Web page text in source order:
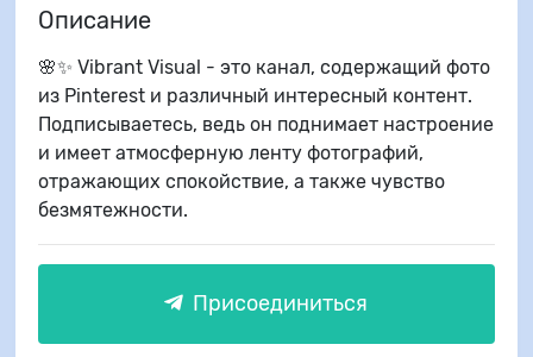
Описание
🌸✨ Vibrant Visual - это канал, содержащий фото
из Pinterest и различный интересный контент.
Подписываетесь, ведь он поднимает настроение
и имеет атмосферную ленту фотографий,
отражающих спокойствие, а также чувство
безмятежности.
Присоединиться